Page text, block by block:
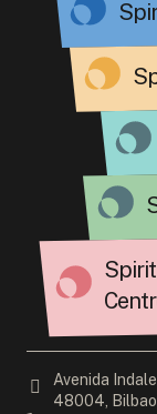
Avenida
48004,